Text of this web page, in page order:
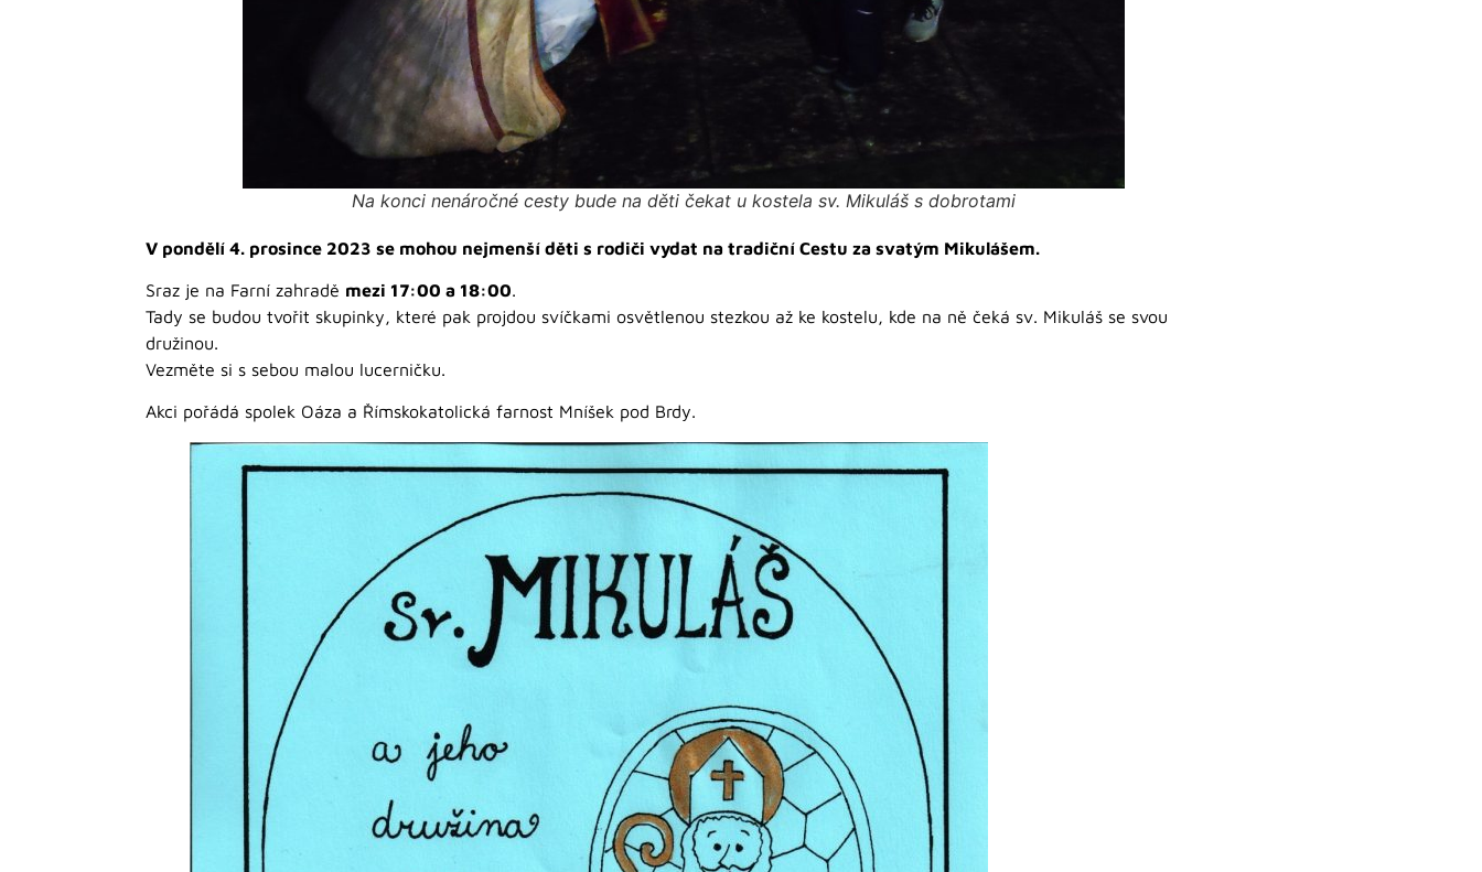
Na konci nenáročné cesty bude na děti čekat u kostela sv. Mikuláš s dobrotami
V pondělí 4. prosince 2023 se mohou nejmenší děti s rodiči vydat na tradiční Cestu za svatým Mikulášem.
Sraz je na Farní zahradě mezi 17:00 a 18:00.
Tady se budou tvořit skupinky, které pak projdou svíčkami osvětlenou stezkou až ke kostelu, kde na ně čeká sv. Mikuláš se svou
družinou.
Vezměte si s sebou malou lucerničku.
Akci pořádá spolek Oáza a Římskokatolická farnost Mníšek pod Brdy.